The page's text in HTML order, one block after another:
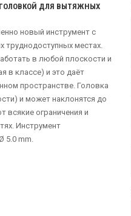
ДЛЯ ВЫТЯЖНЫХ
новый инструмент с
труднодоступных местах.
в любой плоскости и
в классе) и это даёт
пространстве. Головка
и может наклонятся до
всякие ограничения и
Инструмент
5.0 mm.